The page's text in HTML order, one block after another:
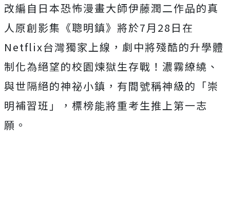
改編自日本恐怖漫畫大師伊藤潤二作品的真
人原創影集《聰明鎮》 將於7月 28 日在
Netflix台灣獨家上線， 劇中將殘酷的升學體
制化為絕望的校園煉獄生存戰！濃霧繚繞、
與世隔絕的神祕小鎮，有間號稱神級的「崇
明補習班」， 標榜能將重考生推上第一志
願。